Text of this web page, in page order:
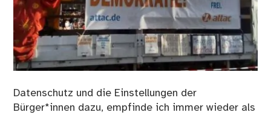
Datenschutz und die Einstellungen der
Bürger*innen dazu, empfinde ich immer wieder als